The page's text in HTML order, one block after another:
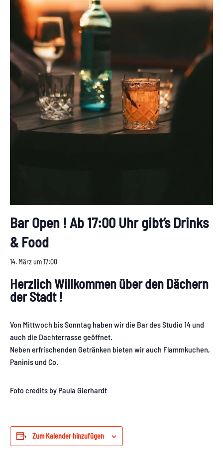
Bar Open ! Ab 17:00 Uhr gibt’s Drinks
& Food
14. März um 17:00
Herzlich Willkommen über den Dächern
der Stadt !
Von Mittwoch bis Sonntag haben wir die Bar des Studio 14 und
auch die Dachterrasse geöffnet.
Neben erfrischenden Getränken bieten wir auch Flammkuchen,
Paninis und Co.
Foto credits by Paula Gierhardt
Zum Kalender hinzufügen